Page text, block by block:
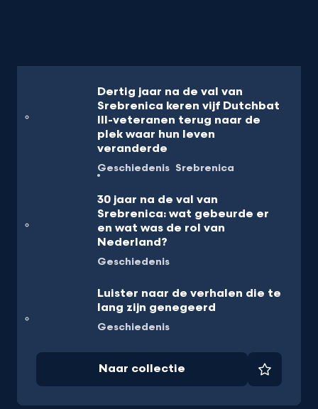
Dertig jaar na de val van
Srebrenica keren vijf Dutchbat
III-veteranen terug naar de
plek waar hun leven
veranderde
Geschiedenis Srebrenica
30 jaar na de val van
Srebrenica: wat gebeurde er
en wat was de rol van
Nederland?
Geschiedenis
Luister naar de verhalen die te
lang zijn genegeerd
Geschiedenis
Naar collectie Favoriet